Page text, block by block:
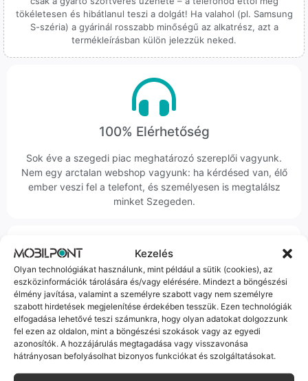
Kezelés
Olyan technológiákat használunk, mint például a sütik (cookies), az
eszközinformációk tárolására és/vagy elérésére. Mindezt a böngészési
élmény javítása, valamint a személyre szabott vagy nem személyre
szabott hirdetések megjelenítése érdekében tesszük. Ezen technológiák
elfogadása lehetővé teszi számunkra, hogy olyan adatokat dolgozzunk
fel ezen az oldalon, mint a böngészési szokások vagy az egyedi
azonosítók. A hozzájárulás megtagadása vagy visszavonása
hátrányosan befolyásolhat bizonyos funkciókat és szolgáltatásokat.
tökéletesen és hibátlanul teszi a dolgát! Ha valahol (pl. Samsung
S-széria) a gyárinál rosszabb minőségű az alkatrész, azt a
termékleírásban külön jelezzük neked.
100% Elérhetőség
Sok éve a szegedi piac meghatározó szereplői vagyunk.
Nem egy arctalan webshop vagyunk: ha kérdésed van, élő
ember veszi fel a telefont, és személyesen is megtalálsz
minket Szegeden.
Korrekt Ügyintézés
Hibázni emberi dolog, de a felelősségvállalás nálunk alap.
Ha ritkán előfordul egy hiba, nem kifogásokat keresünk,
hanem megoldást. Szakértő kollégáink azonnal kézbe
veszik az ügyedet.